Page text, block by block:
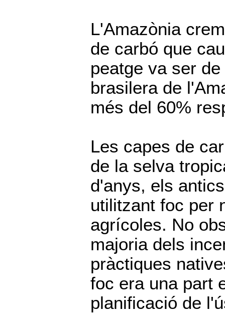
L'Amazònia
de carbó que
peatge va ser
brasilera de
més del 60%
Les capes de
de la selva
d'anys, els
utilitzant foc per
agrícoles. No
majoria dels
pràctiques
foc era una part
planificació de